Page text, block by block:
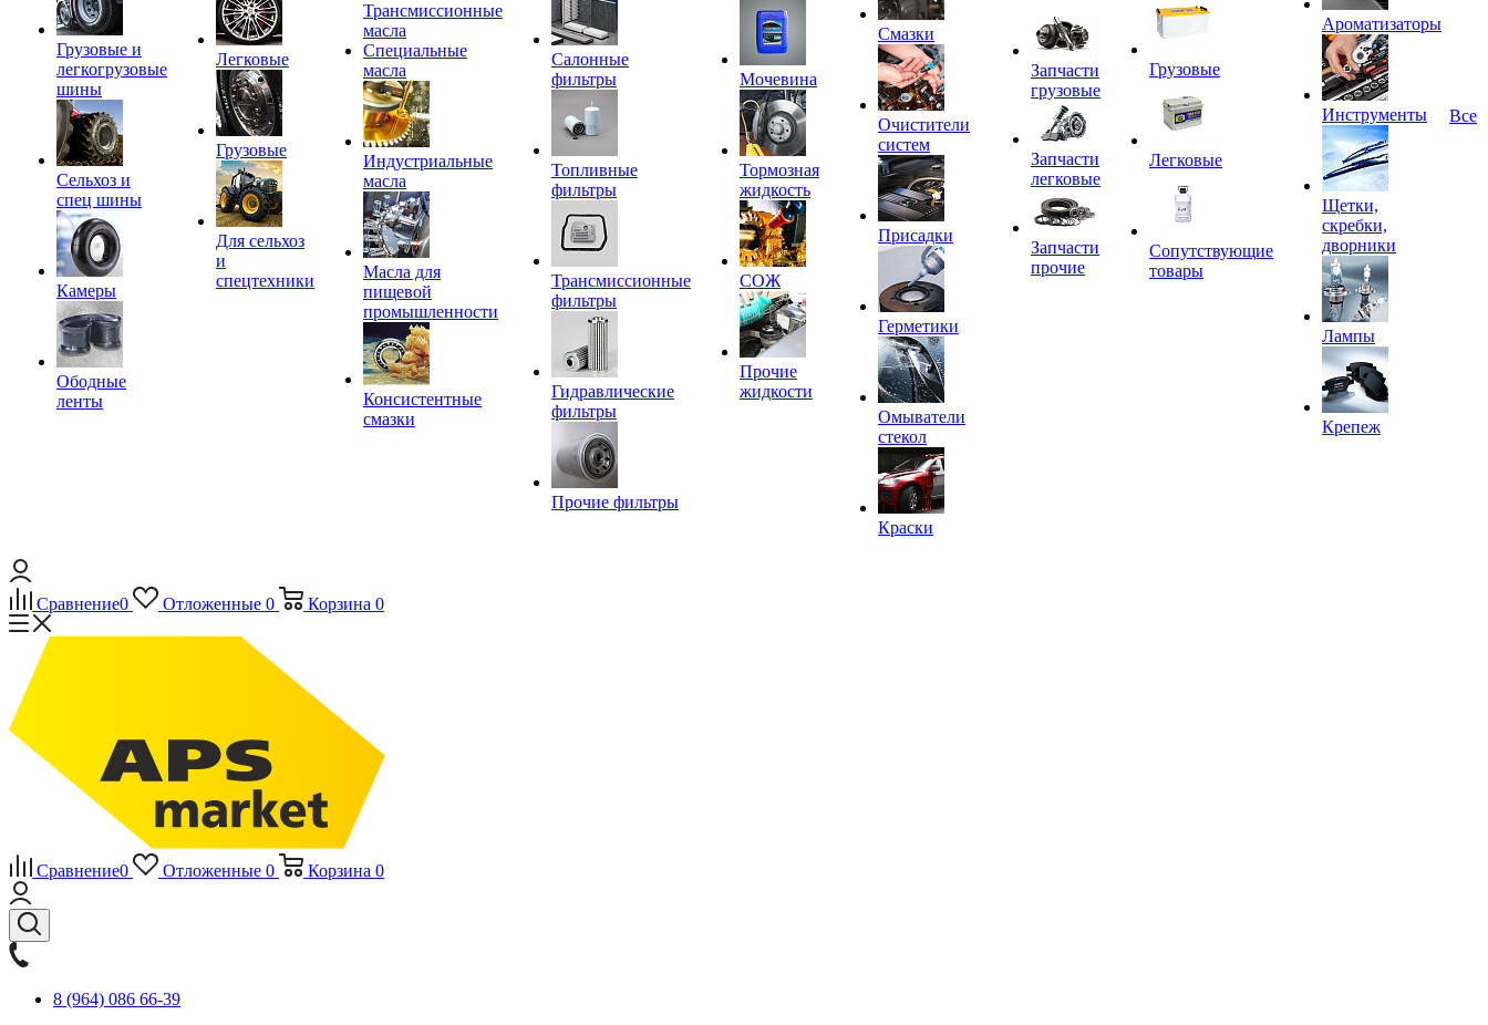
Грузовые и
легкогрузовые
шины
Сельхоз и
спец шины
Камеры
Ободные
ленты
Легковые
Грузовые
Для сельхоз
и
спецтехники
Трансмиссионные
масла
Специальные
масла
Индустриальные
масла
Масла для
пищевой
промышленности
Консистентные
смазки
Салонные
фильтры
Топливные
фильтры
Трансмиссионные
фильтры
Гидравлические
фильтры
Прочие фильтры
Мочевина
Тормозная
жидкость
СОЖ
Прочие
жидкости
Смазки
Очистители
систем
Присадки
Герметики
Омыватели
стекол
Краски
Запчасти
грузовые
Запчасти
легковые
Запчасти
прочие
Грузовые
Легковые
Сопутствующие
товары
Ароматизаторы
Инструменты
Щетки,
скребки,
дворники
Лампы
Крепеж
Все
Сравнение0 Отложенные 0 Корзина 0
Сравнение0 Отложенные 0 Корзина 0
8 (964) 086 66-39